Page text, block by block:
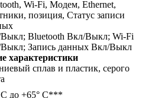
Wi-Fi, Модем, Ethernet,
позиция, Статус записи
Bluetooth Вкл/Выкл; Wi-Fi
Запись данных Вкл/Выкл
характеристики
сплав и пластик, серого
C до +65° C***